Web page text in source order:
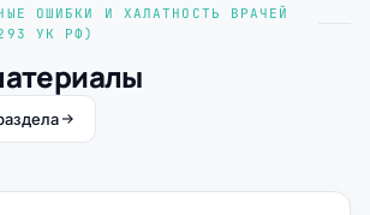
ОШИБКИ И ХАЛАТНОСТЬ ВРАЧЕЙ
УК РФ)